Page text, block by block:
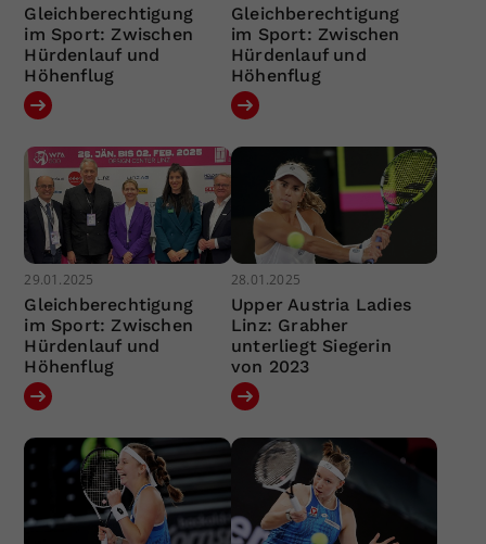
Gleichberechtigung
im Sport: Zwischen
Hürdenlauf und
Höhenflug
Gleichberechtigung
im Sport: Zwischen
Hürdenlauf und
Höhenflug
29.01.2025
Gleichberechtigung
im Sport: Zwischen
Hürdenlauf und
Höhenflug
28.01.2025
Upper Austria Ladies
Linz: Grabher
unterliegt Siegerin
von 2023